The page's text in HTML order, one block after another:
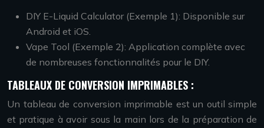
DIY E-Liquid Calculator (Exemple 1): Disponible sur
Android et iOS.
Vape Tool (Exemple 2): Application complète avec
de nombreuses fonctionnalités pour le DIY.
TABLEAUX DE CONVERSION IMPRIMABLES :
Un tableau de conversion imprimable est un outil simple
et pratique à avoir sous la main lors de la préparation de